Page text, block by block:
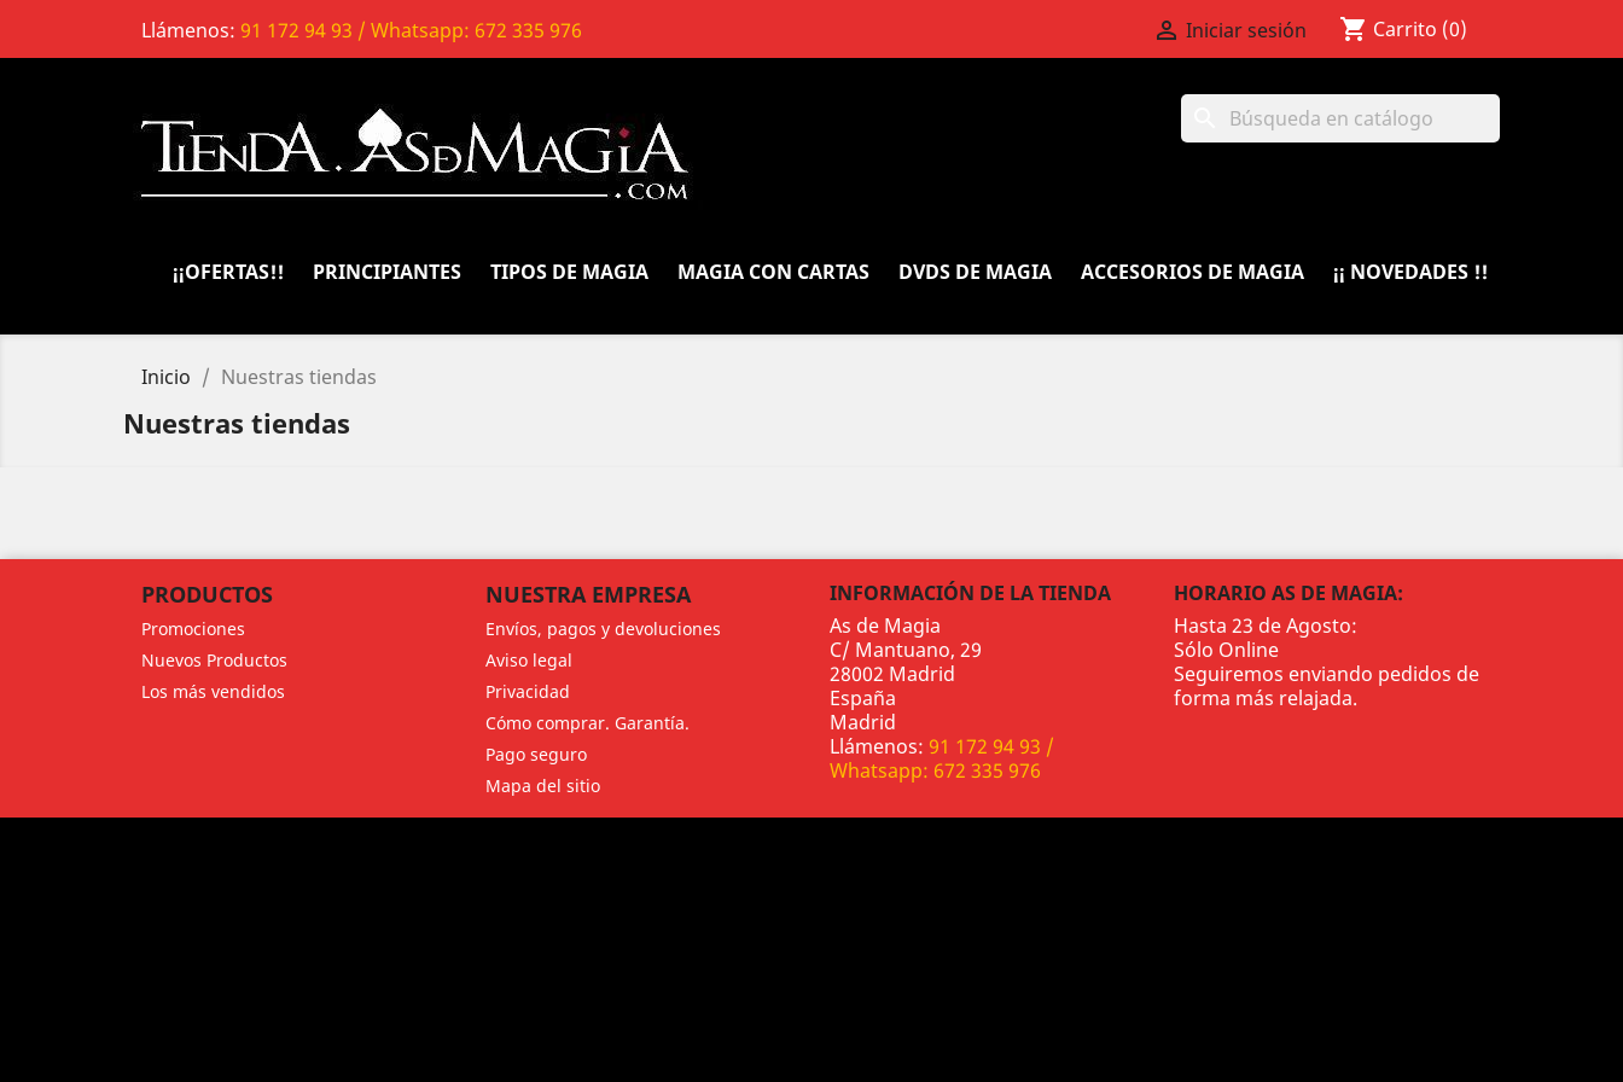
Llámenos: 91 172 94 93 / Whatsapp: 672 335 976  Iniciar sesión shopping_cart Carrito (0)
¡¡OFERTAS!! PRINCIPIANTES TIPOS DE MAGIA MAGIA CON CARTAS DVDS DE MAGIA ACCESORIOS DE MAGIA ¡¡ NOVEDADES !!
Inicio Nuestras tiendas
Nuestras tiendas
PRODUCTOS
Promociones
Nuevos Productos
Los más vendidos
NUESTRA EMPRESA
Envíos, pagos y devoluciones
Aviso legal
Privacidad
Cómo comprar. Garantía.
Pago seguro
Mapa del sitio
INFORMACIÓN DE LA TIENDA
As de Magia
C/ Mantuano, 29
28002 Madrid
España
Madrid
Llámenos: 91 172 94 93 /
Whatsapp: 672 335 976
HORARIO AS DE MAGIA:
Hasta 23 de Agosto:
Sólo Online
Seguiremos enviando pedidos de
forma más relajada.